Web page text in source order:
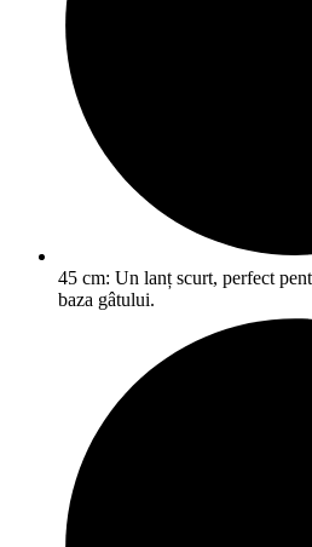
45 cm: Un lanț scurt, perfect
baza gâtului.